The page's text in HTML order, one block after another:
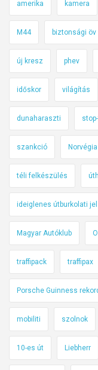
amerika kamera
M44 biztonsági öv
új kresz phev
időskor világítás
dunaharaszti
szankció Norvégia
téli felkészülés
ideiglenes útburkolati jel
Magyar Autóklub
traffipack traffipax
Porsche Guinness
mobiliti szolnok
10-es út Liebherr